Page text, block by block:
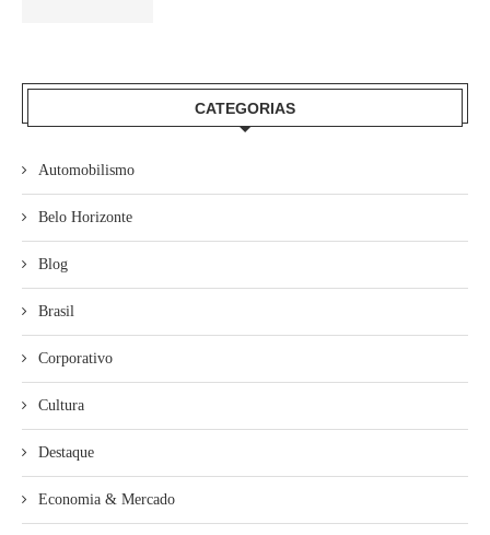
CATEGORIAS
Automobilismo
Belo Horizonte
Blog
Brasil
Corporativo
Cultura
Destaque
Economia & Mercado